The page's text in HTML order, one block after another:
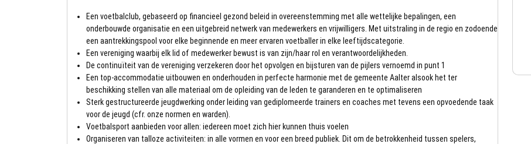
Een voetbalclub, gebaseerd op financieel gezond beleid in overeenstemming met alle wettelijke bepalingen, een
onderbouwde organisatie en een uitgebreid netwerk van medewerkers en vrijwilligers. Met uitstraling in de regio en zodoende
een aantrekkingspool voor elke beginnende en meer ervaren voetballer in elke leeftijdscategorie.
Een vereniging waarbij elk lid of medewerker bewust is van zijn/haar rol en verantwoordelijkheden.
De continuïteit van de vereniging verzekeren door het opvolgen en bijsturen van de pijlers vernoemd in punt 1
Een top-accommodatie uitbouwen en onderhouden in perfecte harmonie met de gemeente Aalter alsook het ter
beschikking stellen van alle materiaal om de opleiding van de leden te garanderen en te optimaliseren
Sterk gestructureerde jeugdwerking onder leiding van gediplomeerde trainers en coaches met tevens een opvoedende taak
voor de jeugd (cfr. onze normen en warden).
Voetbalsport aanbieden voor allen: iedereen moet zich hier kunnen thuis voelen
Organiseren van talloze activiteiten: in alle vormen en voor een breed publiek. Dit om de betrokkenheid tussen spelers,